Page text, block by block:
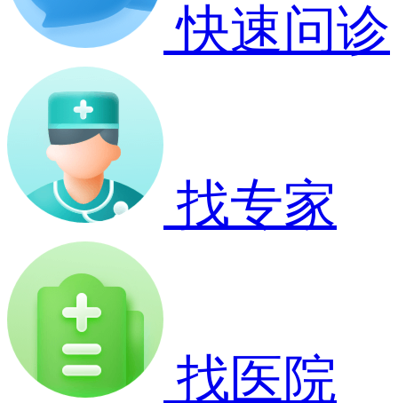
快速问诊
找专家
找医院